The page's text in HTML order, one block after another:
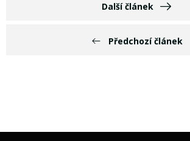
Předchozí článek
Další článek